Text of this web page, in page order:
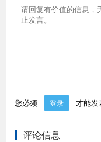
您必须 登录 才能发
评论信息